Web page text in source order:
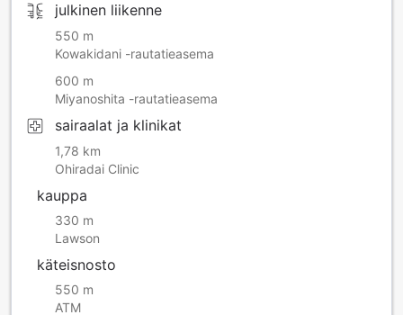
julkinen liikenne
550 m
Kowakidani -rautatieasema
600 m
Miyanoshita -rautatieasema
sairaalat ja klinikat
1,78 km
Ohiradai Clinic
kauppa
330 m
Lawson
käteisnosto
550 m
ATM